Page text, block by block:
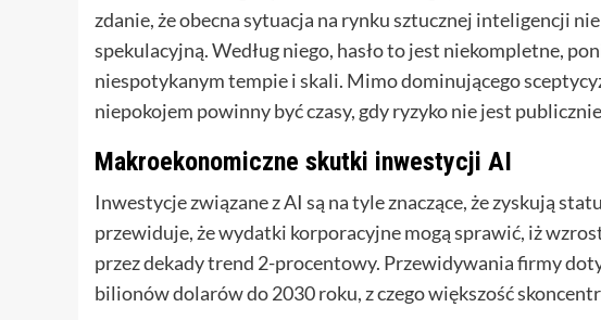
zdanie, że obecna sytuacja na rynku sztucznej inteligencji
spekulacyjną. Według niego, hasło to jest niekompletne,
niespotykanym tempie i skali. Mimo dominującego
niepokojem powinny być czasy, gdy ryzyko nie jest
Makroekonomiczne skutki inwestycji AI
Inwestycje związane z AI są na tyle znaczące, że zyskują
przewiduje, że wydatki korporacyjne mogą sprawić, iż
przez dekady trend 2-procentowy. Przewidywania firmy
bilionów dolarów do 2030 roku, z czego większość